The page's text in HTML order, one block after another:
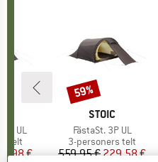
3P UL
telt
pris
€
MÆRKE
STOIC
Artikel
FästaSt. 3P UL
Produktgruppe
3-personers telt
Pris
559,95 €Nedsat pris
229,58 €
Rabat
59%